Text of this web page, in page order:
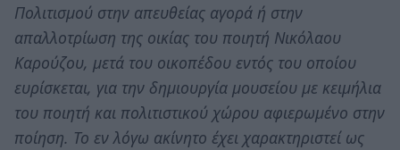
Πολιτισμού στην απευθείας αγορά ή στην
απαλλοτρίωση της οικίας του ποιητή Νικόλαου
Καρούζου, μετά του οικοπέδου εντός του οποίου
ευρίσκεται, για την δημιουργία μουσείου με κειμήλια
του ποιητή και πολιτιστικού χώρου αφιερωμένο στην
ποίηση. Το εν λόγω ακίνητο έχει χαρακτηριστεί ως